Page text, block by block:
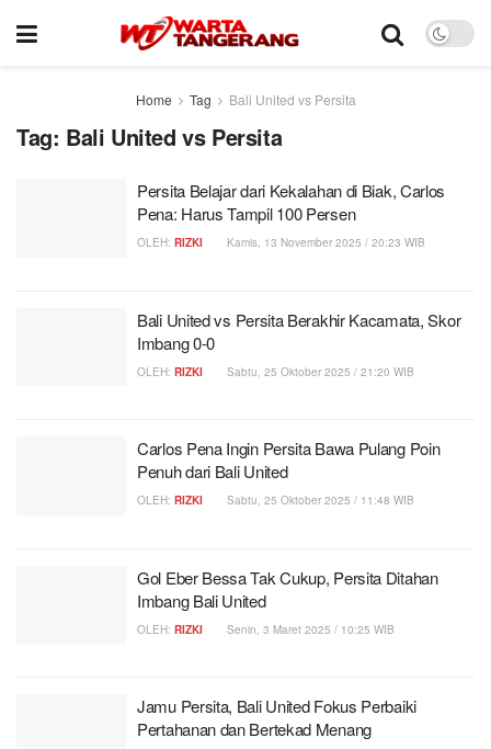
Home Tag Bali United vs Persita
Tag: Bali United vs Persita
Persita Belajar dari Kekalahan di Biak, Carlos
Pena: Harus Tampil 100 Persen
OLEH: RIZKI Kamis, 13 November 2025 / 20:23 WIB
Bali United vs Persita Berakhir Kacamata, Skor
Imbang 0-0
OLEH: RIZKI Sabtu, 25 Oktober 2025 / 21:20 WIB
Carlos Pena Ingin Persita Bawa Pulang Poin
Penuh dari Bali United
OLEH: RIZKI Sabtu, 25 Oktober 2025 / 11:48 WIB
Gol Eber Bessa Tak Cukup, Persita Ditahan
Imbang Bali United
OLEH: RIZKI Senin, 3 Maret 2025 / 10:25 WIB
Jamu Persita, Bali United Fokus Perbaiki
Pertahanan dan Bertekad Menang